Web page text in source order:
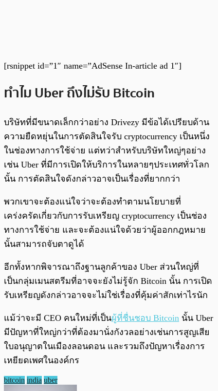
[rsnippet id=”1″ name=”AdSense In-article ad 1″]
ทำไม Uber ถึงไม่รับ Bitcoin
บริษัทที่มีขนาดเล็กกว่าอย่าง Drivezy มีข้อได้เปรียบด้าน
ความยืดหยุ่นในการตัดสินใจรับ cryptocurrency เป็นหนึ่ง
ในช่องทางการใช้จ่าย แต่ทว่าสำหรับบริษัทใหญ่ๆอย่าง
เช่น Uber ที่มีการเปิดให้บริการในหลายๆประเทศทั่วโลก
นั้น การตัดสินใจดังกล่าวอาจเป็นเรื่องที่ยากกว่า
พวกเขาจะต้องแน่ใจว่าจะต้องทำตามนโยบายที่
เคร่งครัดเกี่ยวกับการรับเหรียญ cryptocurrency เป็นช่อง
ทางการใช้จ่าย และจะต้องแน่ใจด้วยว่าผู้ออกกฎหมาย
นั้นสามารถจับตาดูได้
อีกทั้งหากพิจารณาถึงฐานลูกค้าของ Uber ส่วนใหญ่ที่
เป็นกลุ่มเมนสตรีมที่อาจจะยังไม่รู้จัก Bitcoin นั้น การเปิด
รับเหรียญดังกล่าวอาจจะไม่ใช่เรื่องที่คุ้มค่าสักเท่าไรนัก
แม้ว่าจะมี CEO คนใหม่ที่เป็นผู้ที่ชื่นชอบ Bitcoin นั้น Uber
มีปัญหาที่ใหญ่กว่าที่ต้องมานั่งกังวลอย่างเช่นการสูญเสีย
ใบอนุญาตในเมืองลอนดอน และรวมถึงปัญหาเรื่องการ
เหยียดเพศในองค์กร
bitcoin india uber